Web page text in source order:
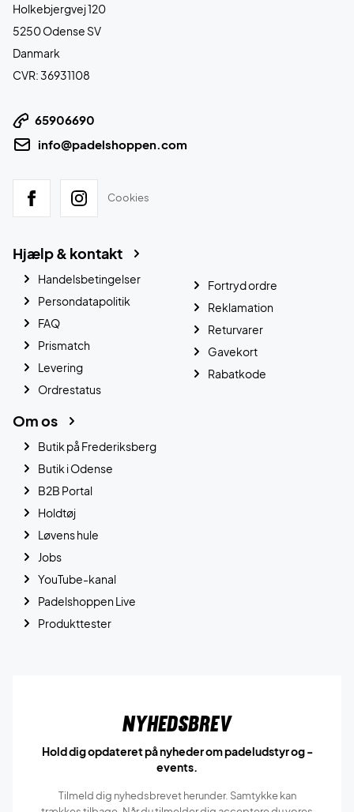
Holkebjergvej 120
5250 Odense SV
Danmark
CVR: 36931108
65906690
info@padelshoppen.com
Cookies
Hjælp & kontakt
Handelsbetingelser
Persondatapolitik
FAQ
Prismatch
Levering
Ordrestatus
Fortryd ordre
Reklamation
Returvarer
Gavekort
Rabatkode
Om os
Butik på Frederiksberg
Butik i Odense
B2B Portal
Holdtøj
Løvens hule
Jobs
YouTube-kanal
Padelshoppen Live
Produkttester
Nyhedsbrev
Hold dig opdateret på nyheder om padeludstyr og -
events.
Tilmeld dig nyhedsbrevet herunder. Samtykke kan